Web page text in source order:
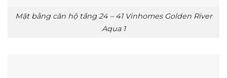
Mặt bằng căn hộ tầng 24 – 41 Vinhomes Golden River
Aqua 1